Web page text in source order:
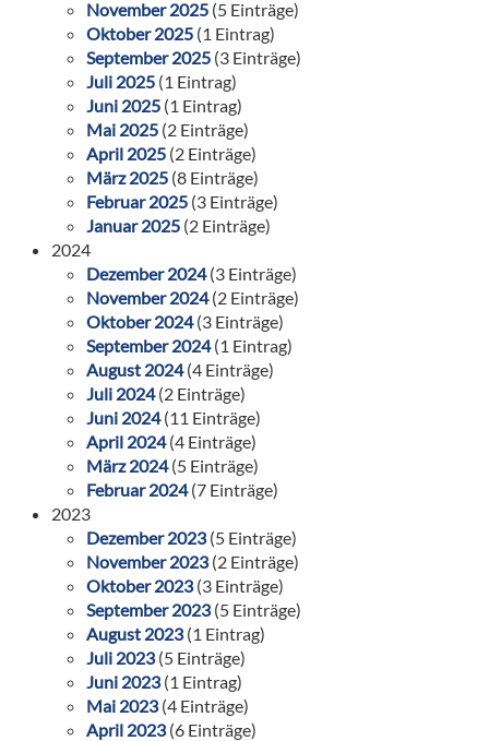
November 2025 (5 Einträge)
Oktober 2025 (1 Eintrag)
September 2025 (3 Einträge)
Juli 2025 (1 Eintrag)
Juni 2025 (1 Eintrag)
Mai 2025 (2 Einträge)
April 2025 (2 Einträge)
März 2025 (8 Einträge)
Februar 2025 (3 Einträge)
Januar 2025 (2 Einträge)
2024
Dezember 2024(3 Einträge)
November 2024(2 Einträge)
Oktober 2024(3 Einträge)
September 2024(1 Eintrag)
August 2024(4 Einträge)
Juli 2024(2 Einträge)
Juni 2024(11 Einträge)
April 2024(4 Einträge)
März 2024(5 Einträge)
Februar 2024(7 Einträge)
2023
Dezember 2023(5 Einträge)
November 2023(2 Einträge)
Oktober 2023(3 Einträge)
September 2023(5 Einträge)
August 2023(1 Eintrag)
Juli 2023(5 Einträge)
Juni 2023(1 Eintrag)
Mai 2023(4 Einträge)
April 2023(6 Einträge)